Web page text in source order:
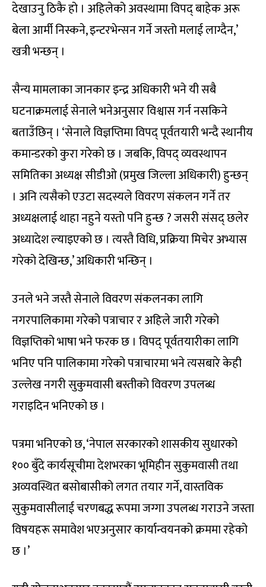
देखाउनु ठिकै हो । अहिलेको अवस्थामा विपद् बाहेक अरू
बेला आर्मी निस्कने, इन्टरभेन्सन गर्ने जस्तो मलाई लाग्दैन,’
खत्री भन्छन् ।
सैन्य मामलाका जानकार इन्द्र अधिकारी भने यी सबै
घटनाक्रमलाई सेनाले भनेअनुसार विश्वास गर्न नसकिने
बताउँछिन् । ‘सेनाले विज्ञप्तिमा विपद् पूर्वतयारी भन्दै स्थानीय
कमान्डरको कुरा गरेको छ । जबकि, विपद् व्यवस्थापन
समितिका अध्यक्ष सीडीओ (प्रमुख जिल्ला अधिकारी) हुन्छन्
। अनि त्यसैको एउटा सदस्यले विवरण संकलन गर्ने तर
अध्यक्षलाई थाहा नहुने यस्तो पनि हुन्छ ? जसरी संसद् छलेर
अध्यादेश ल्याइएको छ । त्यस्तै विधि, प्रक्रिया मिचेर अभ्यास
गरेको देखिन्छ,’ अधिकारी भन्छिन् ।
उनले भने जस्तै सेनाले विवरण संकलनका लागि
नगरपालिकामा गरेको पत्राचार र अहिले जारी गरेको
विज्ञप्तिको भाषा भने फरक छ । विपद् पूर्वतयारीका लागि
भनिए पनि पालिकामा गरेको पत्राचारमा भने त्यसबारे केही
उल्लेख नगरी सुकुमवासी बस्तीको विवरण उपलब्ध
गराइदिन भनिएको छ ।
पत्रमा भनिएको छ, ‘नेपाल सरकारको शासकीय सुधारको
१०० बुँदे कार्यसूचीमा देशभरका भूमिहीन सुकुमवासी तथा
अव्यवस्थित बसोबासीको लगत तयार गर्ने, वास्तविक
सुकुमवासीलाई चरणबद्ध रूपमा जग्गा उपलब्ध गराउने जस्ता
विषयहरू समावेश भएअनुसार कार्यान्वयनको क्रममा रहेको
छ ।’